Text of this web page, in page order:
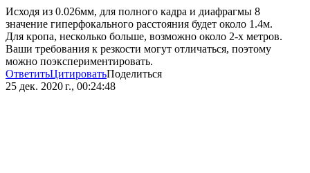
Исходя из 0.026мм, для полного кадра и диафрагмы 8
значение гиперфокального расстояния будет около 1.4м.
Для кропа, несколько больше, возможно около 2-х метров.
Ваши требования к резкости могут отличаться, поэтому
можно поэкспериментировать.
ОтветитьЦитироватьПоделиться
25 дек. 2020 г., 00:24:48